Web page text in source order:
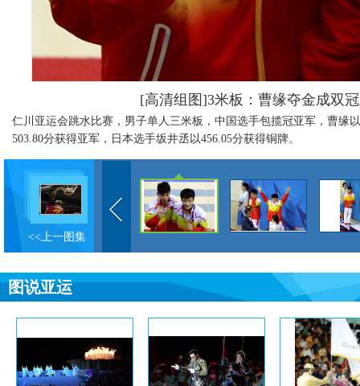
[高清组图]3米板：曹缘夺金成双
仁川亚运会跳水比赛，男子单人三米板，中国选手包揽冠亚军，曹缘
503.80分获得亚军，日本选手坂井丞以456.05分获得铜牌。
<<上一图集
图说亚运